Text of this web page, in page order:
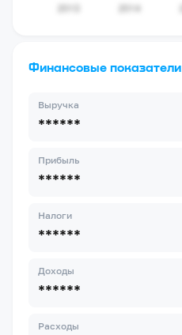
Финансовые показатели
Выручка
******
Прибыль
******
Налоги
******
Доходы
******
Расходы